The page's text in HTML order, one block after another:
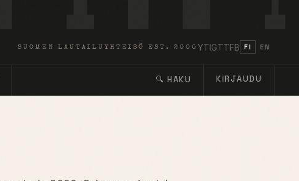
SUOMEN LAUTAILUYHTEISÖ EST. 2000 YTIGTTFB FI EN
🔍 HAKU KIRJAUDU